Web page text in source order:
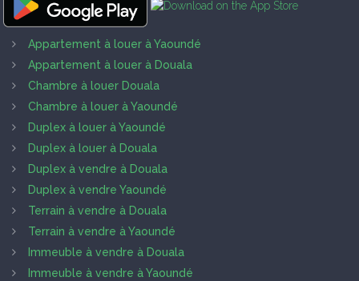
Appartement à louer à Yaoundé
Appartement à louer à Douala
Chambre à louer Douala
Chambre à louer à Yaoundé
Duplex à louer à Yaoundé
Duplex à louer à Douala
Duplex à vendre à Douala
Duplex à vendre Yaoundé
Terrain à vendre à Douala
Terrain à vendre à Yaoundé
Immeuble à vendre à Douala
Immeuble à vendre à Yaoundé